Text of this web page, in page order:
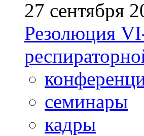
27 сентября
Резолюция
семинары
кадры